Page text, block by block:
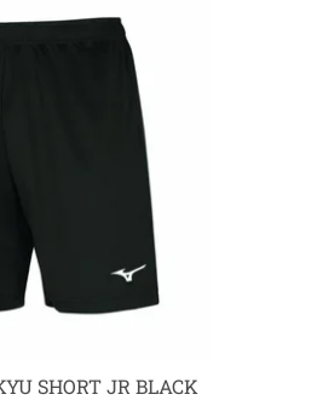
SHORT JR BLACK